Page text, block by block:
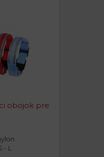
obojok pre
- L